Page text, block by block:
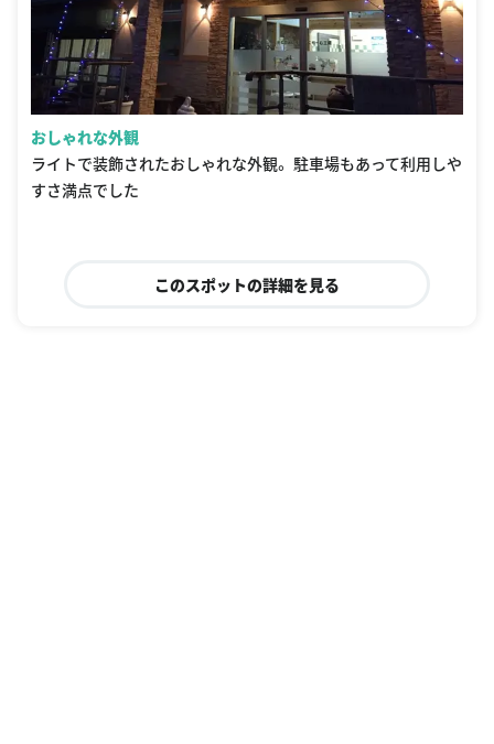
おしゃれな外観
ライトで装飾されたおしゃれな外観。 駐車場もあって利用しや
すさ満点でした
このスポットの詳細を見る